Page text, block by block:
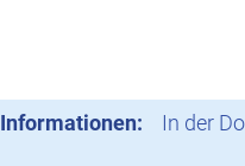
Informationen: In der